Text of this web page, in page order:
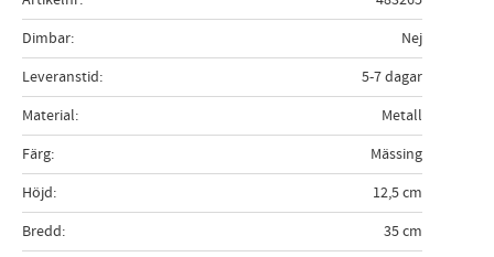
Dimbar
Nej
Leveranstid
5-7 dagar
Material
Metall
Färg
Mässing
Höjd
12,5 cm
Bredd
35 cm